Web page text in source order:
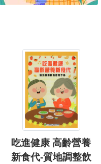
吃進健康 高齡營養
新食代-質地調整飲